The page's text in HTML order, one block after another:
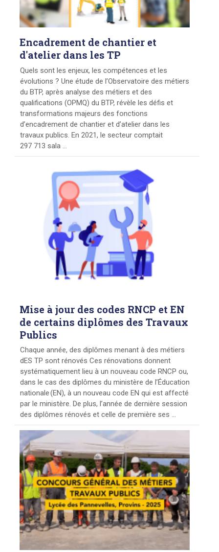
Encadrement de chantier et
d'atelier dans les TP
Quels sont les enjeux, les compétences et les
évolutions ? Une étude de l’Observatoire des métiers
du BTP, après analyse des métiers et des
qualifications (OPMQ) du BTP, révèle les défis et
transformations majeurs des fonctions
d’encadrement de chantier et d’atelier dans les
travaux publics. En 2021, le secteur comptait
297 713 sala ...
Mise à jour des codes RNCP et EN
de certains diplômes des Travaux
Publics
Chaque année, des diplômes menant à des métiers
dES TP sont rénovés Ces rénovations donnent
systématiquement lieu à un nouveau code RNCP ou,
dans le cas des diplômes du ministère de l’Éducation
nationale (EN), à un nouveau code EN qui est affecté
par le ministère. De plus, l’année de dernière session
des diplômes rénovés et celle de première ses ...